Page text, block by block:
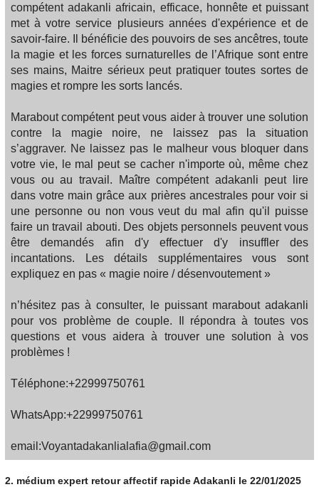
compétent adakanli africain, efficace, honnête et puissant
met à votre service plusieurs années d'expérience et de
savoir-faire. Il bénéficie des pouvoirs de ses ancêtres, toute
la magie et les forces surnaturelles de l’Afrique sont entre
ses mains, Maitre sérieux peut pratiquer toutes sortes de
magies et rompre les sorts lancés.
Marabout compétent peut vous aider à trouver une solution
contre la magie noire, ne laissez pas la situation
s’aggraver. Ne laissez pas le malheur vous bloquer dans
votre vie, le mal peut se cacher n'importe où, même chez
vous ou au travail. Maître compétent adakanli peut lire
dans votre main grâce aux prières ancestrales pour voir si
une personne ou non vous veut du mal afin qu'il puisse
faire un travail abouti. Des objets personnels peuvent vous
être demandés afin d'y effectuer d'y insuffler des
incantations. Les détails supplémentaires vous sont
expliquez en pas « magie noire / désenvoutement »
n’hésitez pas à consulter, le puissant marabout adakanli
pour vos problème de couple. Il répondra à toutes vos
questions et vous aidera à trouver une solution à vos
problèmes !
Téléphone:+22999750761
WhatsApp:+22999750761
email:Voyantadakanlialafia@gmail.com
2. médium expert retour affectif rapide Adakanli le 22/01/2025